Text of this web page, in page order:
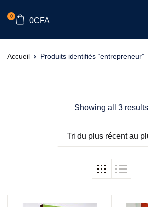
0
0CFA
Accueil Produits identifiés “entrepreneur”
Showing all 3 results
Tri du plus récent au